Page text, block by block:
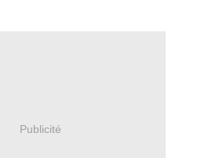
Publicité